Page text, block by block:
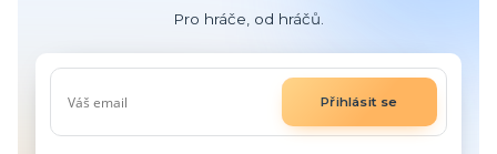
Pro hráče, od hráčů.
Přihlásit se